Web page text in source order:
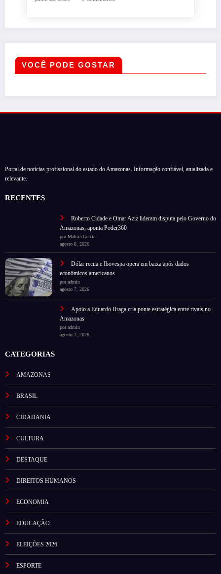
VOCÊ PODE GOSTAR
Portal de notícias profissional do estado do Amazonas. Informação confiável, atualizada e
relevante.
RECENTES
Roberto Cidade e Omar Aziz lideram disputa pelo Governo do
Amazonas, aponta Poder360
por Mahira Garcia
agosto 8, 2026
Dólar recua e Ibovespa opera em baixa após dados
econômicos americanos
por admin
agosto 7, 2026
Apoio a Eduardo Braga cria ponte estratégica entre rivais no
Amazonas
por admin
agosto 7, 2026
CATEGORIAS
AMAZONAS
BRASIL
CIDADANIA
CULTURA
DESTAQUE
DIREITOS HUMANOS
ECONOMIA
EDUCAÇÃO
ELEIÇÕES 2026
ESPORTE